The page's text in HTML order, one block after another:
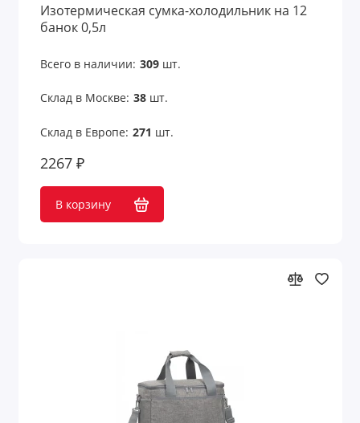
Изотермическая сумка-холодильник на 12
банок 0,5л
Всего в наличии: 309шт.
Склад в Москве: 38шт.
Склад в Европе: 271 шт.
2267 ₽
В корзину